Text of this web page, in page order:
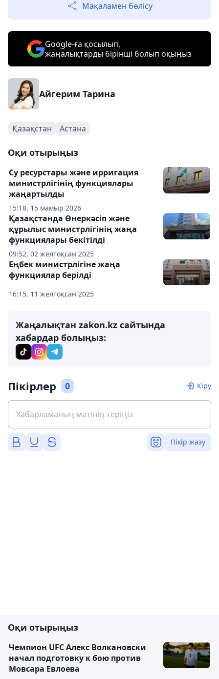
Мақаламен бөлісу
Google-ға қосылып,
жаңалықтарды бірінші болып оқыңыз
Айгерим Тарина
Қазақстан Астана
Оқи отырыңыз
15:18, 15 мамыр 2026
Су ресурстары және ирригация
министрлігінің функциялары
жаңартылды
09:52, 02 желтоқсан 2025
Қазақстанда Өнеркәсіп және
құрылыс министрлігінің жаңа
функциялары бекітілді
16:15, 11 желтоқсан 2025
Еңбек министрлігіне жаңа
функциялар берілді
Жаңалықтан zakon.kz сайтында
хабардар болыңыз:
Пікірлер 0 Кіру
Пікір жазу
Оқи отырыңыз
Чемпион UFC Алекс Волкановски
начал подготовку к бою против
Мовсара Евлоева